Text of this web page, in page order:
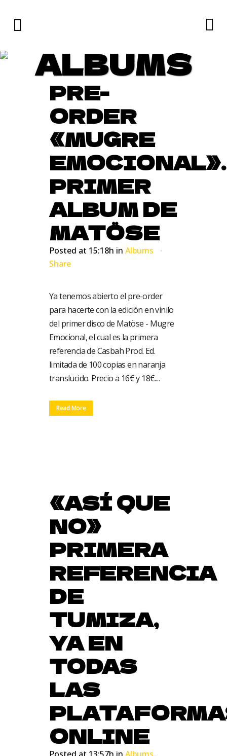
ALBUMS
PRE-
ORDER
«MUGRE
EMOCIONAL».
PRIMER
ALBUM DE
MATÖSE
Posted at 15:18h in Albums
Share
Ya tenemos abierto el pre-order
para hacerte con la edición en vinilo
del primer disco de Matöse - Mugre
Emocional, el cual es la primera
referencia de Casbah Prod. Ed.
limitada de 100 copias en naranja
translucido. Precio a 16€ y 18€....
Read More
«ASÍ QUE
NO»
PRIMERA
REFERENCIA
DE
TUMIZA,
YA EN
TODAS
LAS
ONLINE